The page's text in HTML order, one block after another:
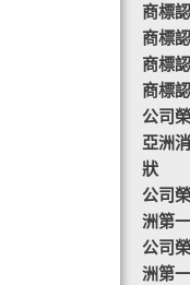
商標
商標
商標
商標
公司
亞洲
狀
公司
洲第
公司
洲第